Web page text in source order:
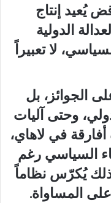
يُعيد إنتاج
الدولية
لا تعبيراً
الجوائز، بل
وحتى آليات
في لاهاي،
السياسي رغم
ذلك يُكرّس نظاماً
على المساواة.